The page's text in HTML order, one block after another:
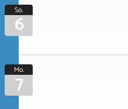
So.
6
Mo.
7